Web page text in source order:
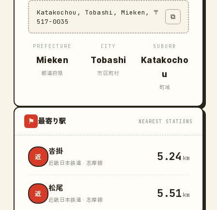
Katakochou, Tobashi, Mieken, 〒
517-0035
⧉
PREFECTURE
Mieken
都道府県
CITY
Tobashi
市区町村
SUBURB
Katakocho
u
町域
⚑ 最寄り駅 NEAREST STATIONS
近
沓掛
近畿日本鉄道 · 志摩線 5.24 km
近
松尾
近畿日本鉄道 · 志摩線 5.51 km